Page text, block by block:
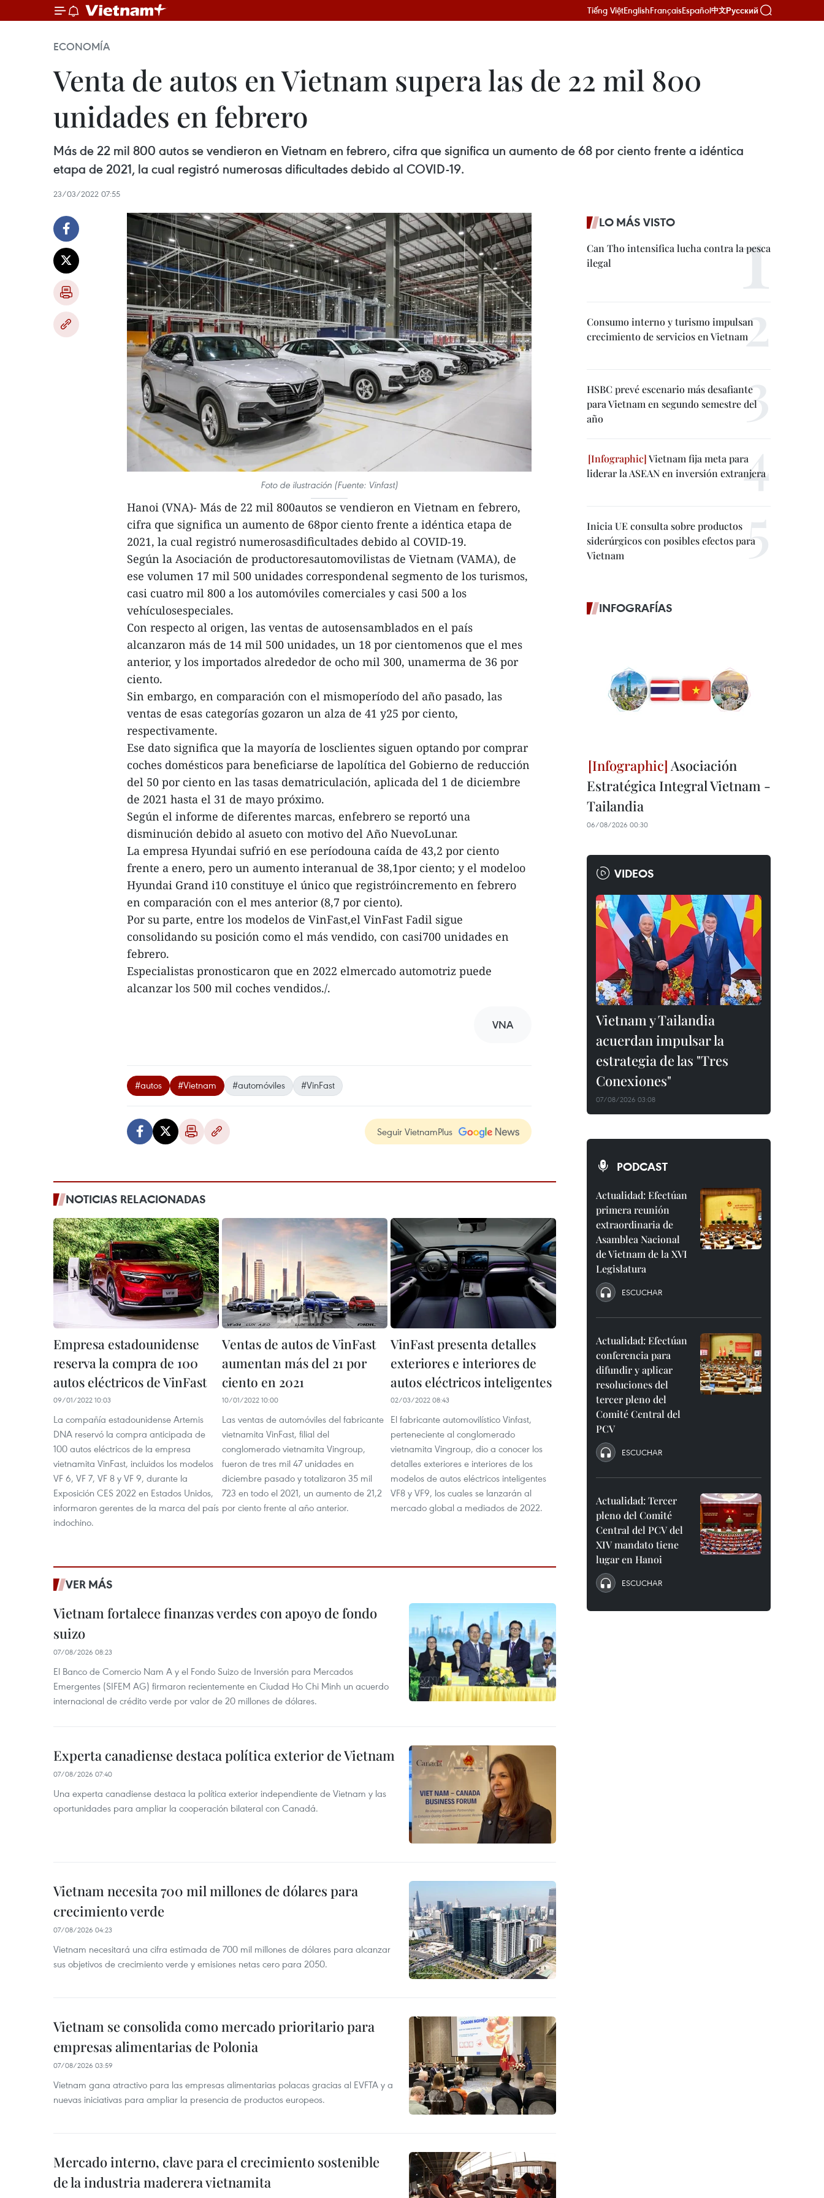
Tiếng ViệtEnglishFrançaisEspañol中文Русский
ECONOMÍA
Venta de autos en Vietnam supera las de 22 mil 800
unidades en febrero
Más de 22 mil 800 autos se vendieron en Vietnam en febrero, cifra que significa un aumento de 68 por ciento frente a idéntica
etapa de 2021, la cual registró numerosas dificultades debido al COVID-19.
23/03/2022 07:55
Foto de ilustración (Fuente: Vinfast)
Hanoi (VNA)- Más de 22 mil 800autos se vendieron en Vietnam en febrero,
cifra que significa un aumento de 68por ciento frente a idéntica etapa de
2021, la cual registró numerosasdificultades debido al COVID-19.
Según la Asociación de productoresautomovilistas de Vietnam (VAMA), de
ese volumen 17 mil 500 unidades correspondenal segmento de los turismos,
casi cuatro mil 800 a los automóviles comerciales y casi 500 a los
vehículosespeciales.
Con respecto al origen, las ventas de autosensamblados en el país
alcanzaron más de 14 mil 500 unidades, un 18 por cientomenos que el mes
anterior, y los importados alrededor de ocho mil 300, unamerma de 36 por
ciento.
Sin embargo, en comparación con el mismoperíodo del año pasado, las
ventas de esas categorías gozaron un alza de 41 y25 por ciento,
respectivamente.
Ese dato significa que la mayoría de losclientes siguen optando por comprar
coches domésticos para beneficiarse de lapolítica del Gobierno de reducción
del 50 por ciento en las tasas dematriculación, aplicada del 1 de diciembre
de 2021 hasta el 31 de mayo próximo.
Según el informe de diferentes marcas, enfebrero se reportó una
disminución debido al asueto con motivo del Año NuevoLunar.
La empresa Hyundai sufrió en ese períodouna caída de 43,2 por ciento
frente a enero, pero un aumento interanual de 38,1por ciento; y el modeloo
Hyundai Grand i10 constituye el único que registróincremento en febrero
en comparación con el mes anterior (8,7 por ciento).
Por su parte, entre los modelos de VinFast,el VinFast Fadil sigue
consolidando su posición como el más vendido, con casi700 unidades en
febrero.
Especialistas pronosticaron que en 2022 elmercado automotriz puede
alcanzar los 500 mil coches vendidos./.
VNA
#autos #Vietnam #automóviles #VinFast
Seguir VietnamPlus
NOTICIAS RELACIONADAS
Empresa estadounidense
reserva la compra de 100
autos eléctricos de VinFast
09/01/2022 10:03
La compañía estadounidense Artemis
DNA reservó la compra anticipada de
100 autos eléctricos de la empresa
vietnamita VinFast, incluidos los modelos
VF 6, VF 7, VF 8 y VF 9, durante la
Exposición CES 2022 en Estados Unidos,
informaron gerentes de la marca del país
indochino.
Ventas de autos de VinFast
aumentan más del 21 por
ciento en 2021
10/01/2022 10:00
Las ventas de automóviles del fabricante
vietnamita VinFast, filial del
conglomerado vietnamita Vingroup,
fueron de tres mil 47 unidades en
diciembre pasado y totalizaron 35 mil
723 en todo el 2021, un aumento de 21,2
por ciento frente al año anterior.
VinFast presenta detalles
exteriores e interiores de
autos eléctricos inteligentes
02/03/2022 08:43
El fabricante automovilístico Vinfast,
perteneciente al conglomerado
vietnamita Vingroup, dio a conocer los
detalles exteriores e interiores de los
modelos de autos eléctricos inteligentes
VF8 y VF9, los cuales se lanzarán al
mercado global a mediados de 2022.
VER MÁS
Vietnam fortalece finanzas verdes con apoyo de fondo
suizo
07/08/2026 08:23
El Banco de Comercio Nam A y el Fondo Suizo de Inversión para Mercados
Emergentes (SIFEM AG) firmaron recientemente en Ciudad Ho Chi Minh un acuerdo
internacional de crédito verde por valor de 20 millones de dólares.
Experta canadiense destaca política exterior de Vietnam
07/08/2026 07:40
Una experta canadiense destaca la política exterior independiente de Vietnam y las
oportunidades para ampliar la cooperación bilateral con Canadá.
Vietnam necesita 700 mil millones de dólares para
crecimiento verde
07/08/2026 04:23
Vietnam necesitará una cifra estimada de 700 mil millones de dólares para alcanzar
sus objetivos de crecimiento verde y emisiones netas cero para 2050.
Vietnam se consolida como mercado prioritario para
empresas alimentarias de Polonia
07/08/2026 03:59
Vietnam gana atractivo para las empresas alimentarias polacas gracias al EVFTA y a
nuevas iniciativas para ampliar la presencia de productos europeos.
Mercado interno, clave para el crecimiento sostenible
de la industria maderera vietnamita
LO MÁS VISTO
Can Tho intensifica lucha contra la pesca
ilegal
Consumo interno y turismo impulsan
crecimiento de servicios en Vietnam
HSBC prevé escenario más desafiante
para Vietnam en segundo semestre del
año
Vietnam fija meta para
liderar la ASEAN en inversión extranjera
Inicia UE consulta sobre productos
siderúrgicos con posibles efectos para
Vietnam
INFOGRAFÍAS
Asociación
Estratégica Integral Vietnam -
Tailandia
06/08/2026 00:30
VIDEOS
Vietnam y Tailandia
acuerdan impulsar la
estrategia de las "Tres
Conexiones"
07/08/2026 03:08
PODCAST
Actualidad: Efectúan
primera reunión
extraordinaria de
Asamblea Nacional
de Vietnam de la XVI
Legislatura
ESCUCHAR
Actualidad: Efectúan
conferencia para
difundir y aplicar
resoluciones del
tercer pleno del
Comité Central del
PCV
ESCUCHAR
Actualidad: Tercer
pleno del Comité
Central del PCV del
XIV mandato tiene
lugar en Hanoi
ESCUCHAR